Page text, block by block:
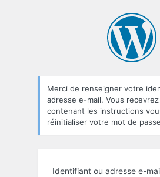
oublié
Merci de renseigner votre
adresse e-mail. Vous
contenant les instructions
réinitialiser votre mot de
Identifiant ou adresse e-